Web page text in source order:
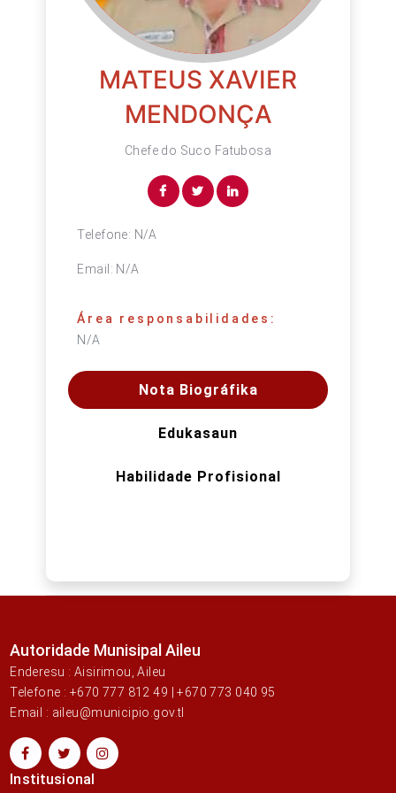
MATEUS XAVIER
MENDONÇA
Chefe do Suco Fatubosa
Telefone: N/A
Email: N/A
Área responsabilidades:
N/A
Nota Biográfika
Edukasaun
Habilidade Profisional
Autoridade Munisipal Aileu
Enderesu : Aisirimou, Aileu
Telefone : +670 777 812 49 | +670 773 040 95
Email : aileu@municipio.gov.tl
Institusional